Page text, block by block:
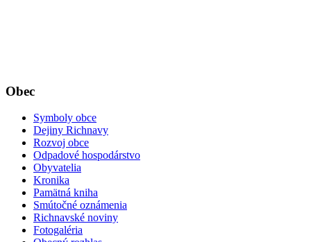
Obec
Symboly obce
Dejiny Richnavy
Rozvoj obce
Odpadové hospodárstvo
Obyvatelia
Kronika
Pamätná kniha
Smútočné oznámenia
Richnavské noviny
Fotogaléria